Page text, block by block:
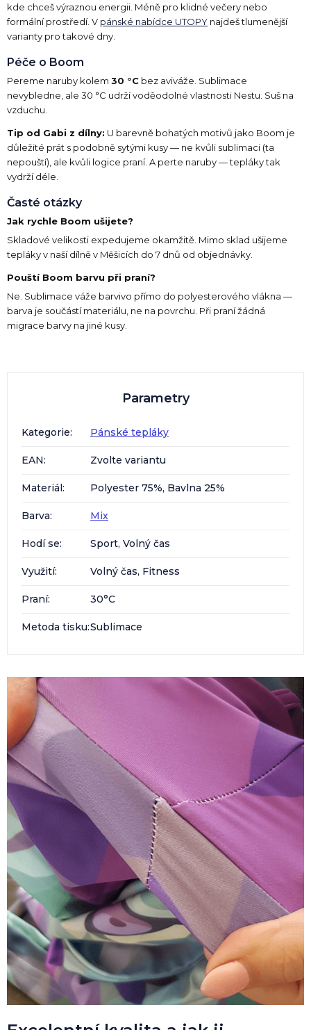
kde chceš výraznou energii. Méně pro klidné večery nebo
formální prostředí. V pánské nabídce UTOPY najdeš tlumenější
varianty pro takové dny.
Péče o Boom
Pereme naruby kolem 30 °C bez aviváže. Sublimace
nevybledne, ale 30 °C udrží voděodolné vlastnosti Nestu. Suš na
vzduchu.
Tip od Gabi z dílny: U barevně bohatých motivů jako Boom je
důležité prát s podobně sytými kusy — ne kvůli sublimaci (ta
nepouští), ale kvůli logice praní. A perte naruby — tepláky tak
vydrží déle.
Časté otázky
Jak rychle Boom ušijete?
Skladové velikosti expedujeme okamžitě. Mimo sklad ušijeme
tepláky v naší dílně v Měšicích do 7 dnů od objednávky.
Pouští Boom barvu při praní?
Ne. Sublimace váže barvivo přímo do polyesterového vlákna —
barva je součástí materiálu, ne na povrchu. Při praní žádná
migrace barvy na jiné kusy.
Parametry
Kategorie: Pánské tepláky
EAN: Zvolte variantu
Materiál: Polyester 75%, Bavlna 25%
Barva: Mix
Hodí se: Sport, Volný čas
Využití: Volný čas, Fitness
Praní: 30°C
Metoda tisku:Sublimace